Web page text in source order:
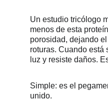
Un estudio tricólogo
menos de esta
porosidad, dejando
roturas. Cuando está
luz y resiste daños.
Simple: es el
unido.